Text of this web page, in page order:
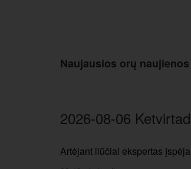
Naujausios orų
2026-08-06
Artėjant liūčiai ekspertas